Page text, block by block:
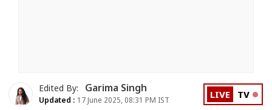
Edited By: Garima Singh
Updated : 17 June 2025, 08:31 PM IST LIVE TV